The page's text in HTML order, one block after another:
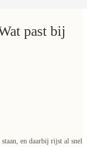
past bij
staan, en daarbij rijst al snel